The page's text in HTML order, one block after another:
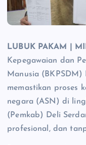
LUBUK PAKAM |
Kepegawaian dan
Manusia (BKPSDM)
memastikan proses
negara (ASN) di
(Pemkab) Deli
profesional, dan